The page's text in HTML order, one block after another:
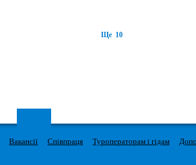
Ще 10
Вакансії Співпраця Туроператорам і гідам